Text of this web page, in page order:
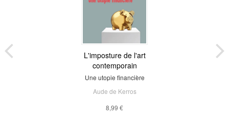
L'imposture de l'art
contemporain
Une utopie financière
Aude de Kerros
8,99 €